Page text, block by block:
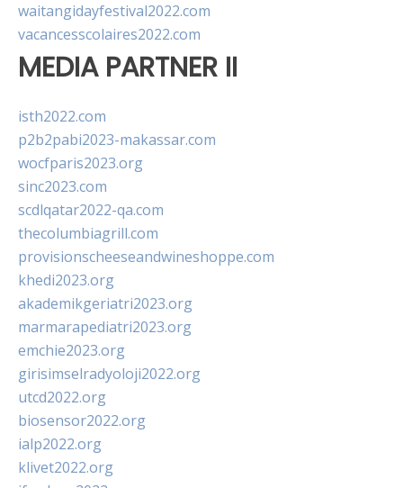
waitangidayfestival2022.com
vacancesscolaires2022.com
MEDIA PARTNER II
isth2022.com
p2b2pabi2023-makassar.com
wocfparis2023.org
sinc2023.com
scdlqatar2022-qa.com
thecolumbiagrill.com
provisionscheeseandwineshoppe.com
khedi2023.org
akademikgeriatri2023.org
marmarapediatri2023.org
emchie2023.org
girisimselradyoloji2022.org
utcd2022.org
biosensor2022.org
ialp2022.org
klivet2022.org